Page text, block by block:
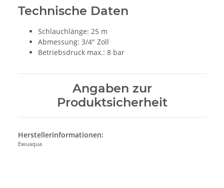
Technische Daten
Schlauchlänge: 25 m
Abmessung: 3/4" Zoll
Betriebsdruck max.: 8 bar
Angaben zur
Produktsicherheit
Herstellerinformationen:
Ewuaqua